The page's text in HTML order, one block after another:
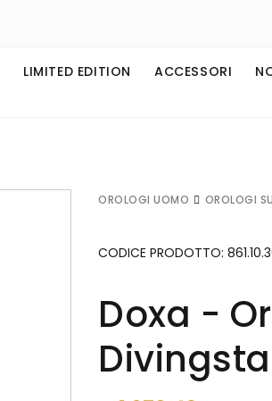
LIMITED EDITION ACCESSORI
OROLOGI UOMO OROLOGI
CODICE PRODOTTO:
Doxa -